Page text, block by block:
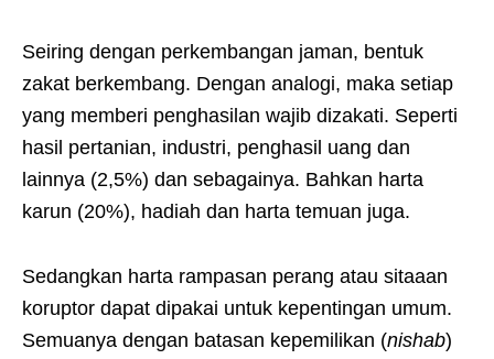
Seiring dengan perkembangan jaman, bentuk
zakat berkembang. Dengan analogi, maka setiap
yang memberi penghasilan wajib dizakati. Seperti
hasil pertanian, industri, penghasil uang dan
lainnya (2,5%) dan sebagainya. Bahkan harta
karun (20%), hadiah dan harta temuan juga.
Sedangkan harta rampasan perang atau sitaaan
koruptor dapat dipakai untuk kepentingan umum.
Semuanya dengan batasan kepemilikan (nishab)